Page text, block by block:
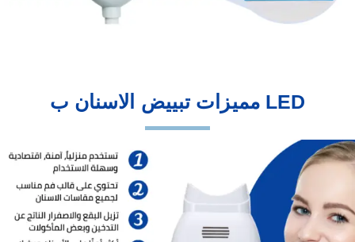
مميزات تبييض الاسنان ب LED